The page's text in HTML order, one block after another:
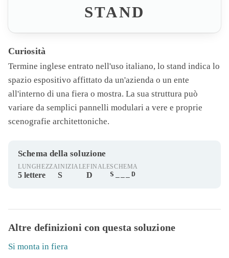
STAND
Curiosità
Termine inglese entrato nell'uso italiano, lo stand indica lo
spazio espositivo affittato da un'azienda o un ente
all'interno di una fiera o mostra. La sua struttura può
variare da semplici pannelli modulari a vere e proprie
scenografie architettoniche.
Schema della soluzione
LUNGHEZZA
5 lettere
INIZIALE
S
FINALE
D
SCHEMA
S___D
Altre definizioni con questa soluzione
Si monta in fiera